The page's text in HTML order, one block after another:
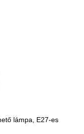
lámpa, E27-es